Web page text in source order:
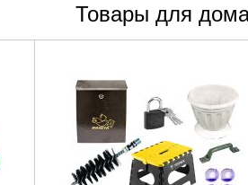
Товары для